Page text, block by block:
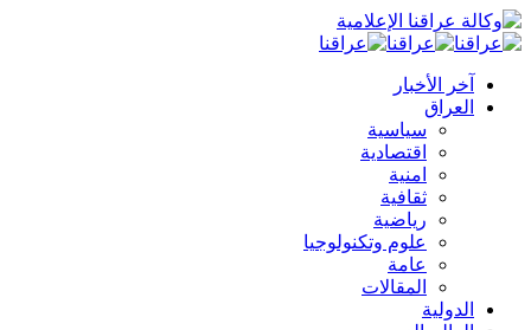
آخر الأخبار
العراق
سياسية
اقتصادية
امنية
ثقافية
رياضية
علوم وتكنولوجيا
عامة
المقالات
الدولية